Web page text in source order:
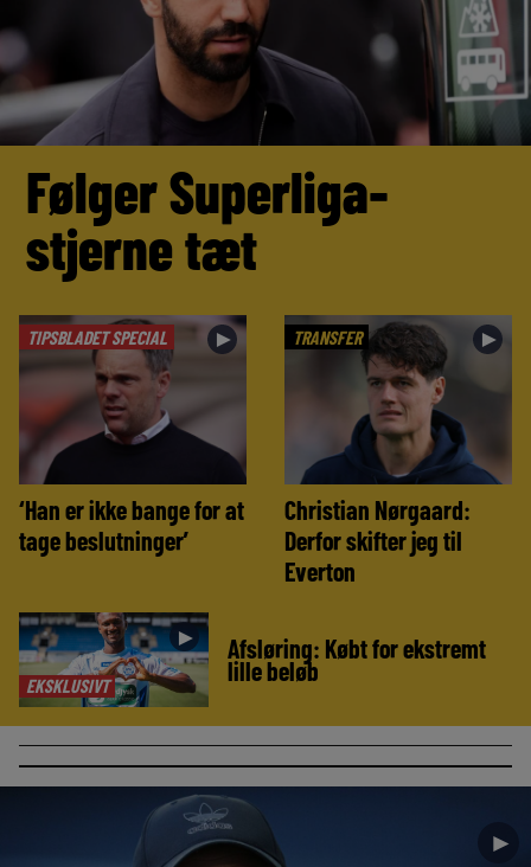
Følger Superliga-
stjerne tæt
TIPSBLADET SPECIAL ►
‘Han er ikke bange for at
tage beslutninger’
TRANSFER ►
Christian Nørgaard:
Derfor skifter jeg til
Everton
EKSKLUSIVT
► Afsløring: Købt for ekstremt
lille beløb
►